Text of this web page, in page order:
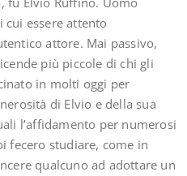
cui essere attento
attore. Mai passivo,
più piccole di chi gli
in molti oggi per
di Elvio e della sua
l’affidamento per numerosi
fecero studiare, come in
qualcuno ad adottare un